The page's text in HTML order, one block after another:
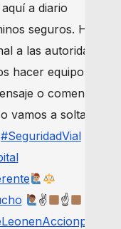
a diario
seguros. Haré
a las autoridades,
hacer equipo.
o comenta
vamos a soltar
#SeguridadVial
✌
☝